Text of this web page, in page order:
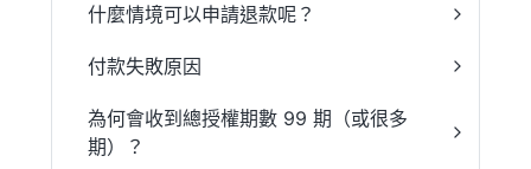
什麼情境可以申請退款呢？
付款失敗原因
為何會收到總授權期數 99 期（或很多
期）？